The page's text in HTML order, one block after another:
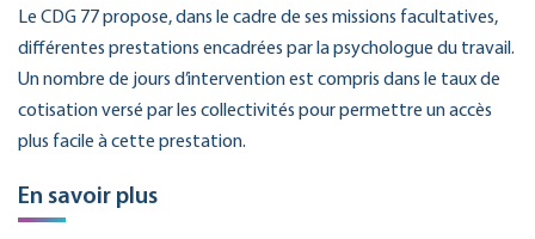
Le CDG 77 propose, dans le cadre de ses missions facultatives,
différentes prestations encadrées par la psychologue du travail.
Un nombre de jours d’intervention est compris dans le taux de
cotisation versé par les collectivités pour permettre un accès
plus facile à cette prestation.
En savoir plus